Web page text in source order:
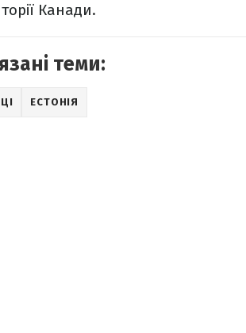
Канади.
теми:
ЕСТОНІЯ